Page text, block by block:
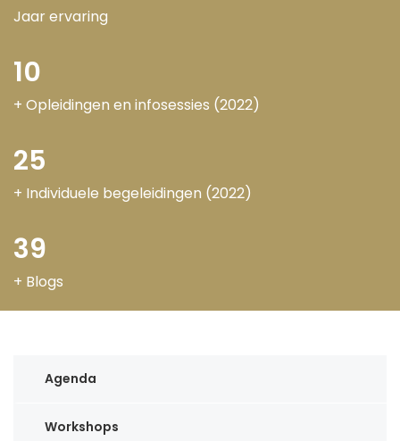
Jaar ervaring
10
+ Opleidingen en infosessies (2022)
25
+ Individuele begeleidingen (2022)
40
+ Blogs
Agenda
Workshops